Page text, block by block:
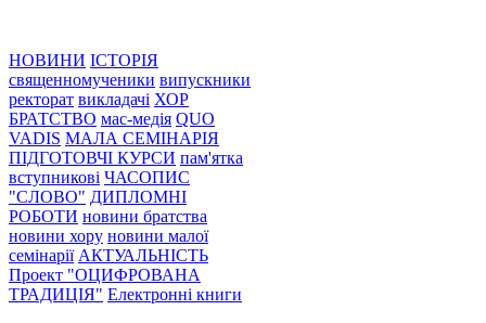
НОВИНИ ІСТОРІЯ
священномученики випускники
ректорат викладачі ХОР
БРАТСТВО мас-медія QUO
VADIS МАЛА СЕМІНАРІЯ
ПІДГОТОВЧІ КУРСИ пам'ятка
вступникові ЧАСОПИС
"СЛОВО" ДИПЛОМНІ
РОБОТИ новини братства
новини хору новини малої
семінарії АКТУАЛЬНІСТЬ
Проект "ОЦИФРОВАНА
ТРАДИЦІЯ" Електронні книги